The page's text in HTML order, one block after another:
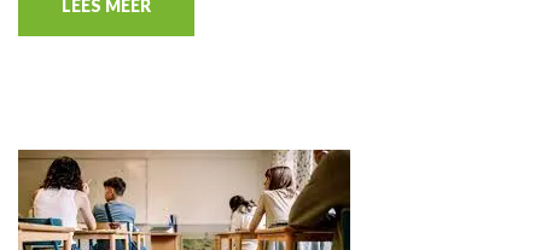
LEES MEER